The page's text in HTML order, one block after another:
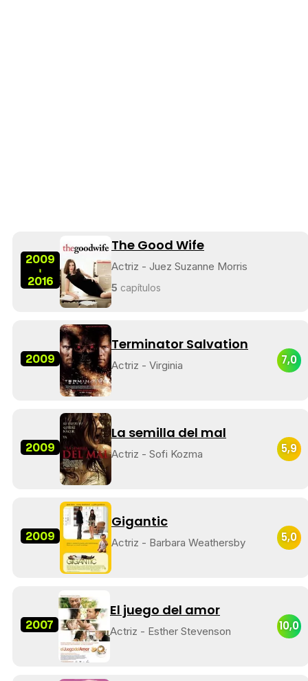
2009
-
2016
The Good Wife
Actriz - Juez Suzanne Morris
5 capítulos
2009
Terminator Salvation
Actriz - Virginia 7,0
2009
La semilla del mal
Actriz - Sofi Kozma 5,9
2009
Gigantic
Actriz - Barbara Weathersby 5,0
2007
El juego del amor
Actriz - Esther Stevenson 10,0